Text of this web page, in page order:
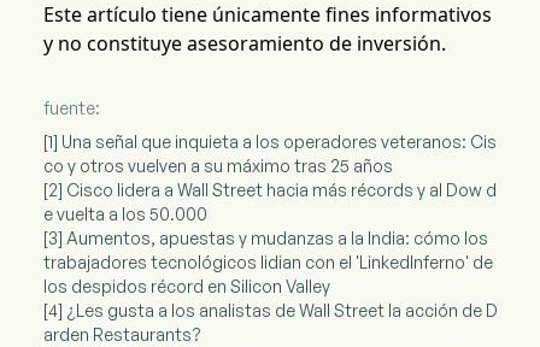
Este artículo tiene únicamente fines informativos
y no constituye asesoramiento de inversión.
fuente:
[1] Una señal que inquieta a los operadores veteranos: Cis
co y otros vuelven a su máximo tras 25 años
[2] Cisco lidera a Wall Street hacia más récords y al Dow d
e vuelta a los 50.000
[3] Aumentos, apuestas y mudanzas a la India: cómo los
trabajadores tecnológicos lidian con el 'LinkedInferno' de
los despidos récord en Silicon Valley
[4] ¿Les gusta a los analistas de Wall Street la acción de D
arden Restaurants?